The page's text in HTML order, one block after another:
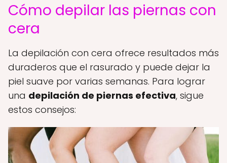
Cómo depilar las piernas con
cera
La depilación con cera ofrece resultados más
duraderos que el rasurado y puede dejar la
piel suave por varias semanas. Para lograr
una depilación de piernas efectiva, sigue
estos consejos: